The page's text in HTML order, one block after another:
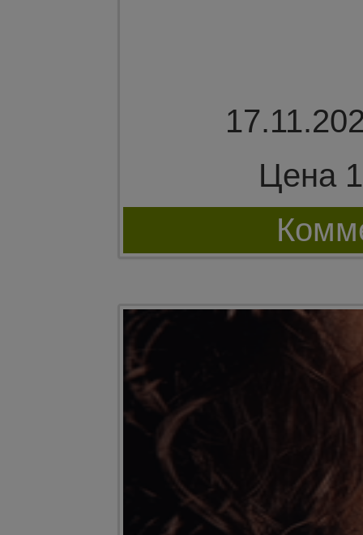
Цена